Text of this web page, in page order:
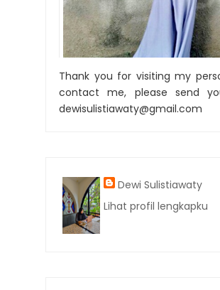
Thank you for visiting my
contact me, please send
dewisulistiawaty@gmail.com
Dewi Sulistiawaty
Lihat profil lengkapku